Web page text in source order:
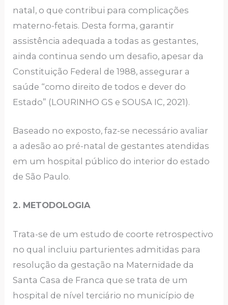
natal, o que contribui para complicações
materno-fetais. Desta forma, garantir
assistência adequada a todas as gestantes,
ainda continua sendo um desafio, apesar da
Constituição Federal de 1988, assegurar a
saúde “como direito de todos e dever do
Estado” (LOURINHO GS e SOUSA IC, 2021).
Baseado no exposto, faz-se necessário avaliar
a adesão ao pré-natal de gestantes atendidas
em um hospital público do interior do estado
de São Paulo.
2. METODOLOGIA
Trata-se de um estudo de coorte retrospectivo
no qual incluiu parturientes admitidas para
resolução da gestação na Maternidade da
Santa Casa de Franca que se trata de um
hospital de nível terciário no município de